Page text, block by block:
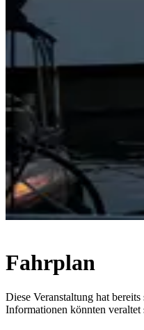
Fahrplan
Diese Veranstaltung hat
Informationen könnten veraltet